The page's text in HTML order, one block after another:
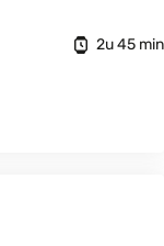
2u 45 min